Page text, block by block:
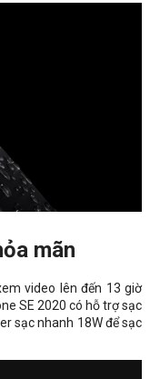
mãn
video lên đến 13 giờ
SE 2020 có hỗ trợ sạc
sạc nhanh 18W để sạc